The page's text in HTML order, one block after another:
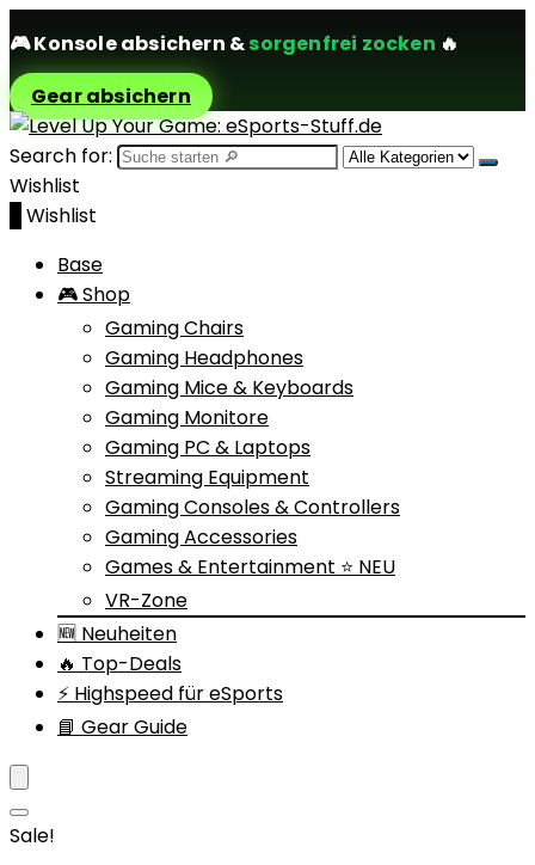
🎮Konsole absichern &sorgenfrei zocken 🔥
Gear absichern
Search for:
Wishlist
Wishlist
Base
🎮 Shop
Gaming Chairs
Gaming Headphones
Gaming Mice & Keyboards
Gaming Monitore
Gaming PC & Laptops
Streaming Equipment
Gaming Consoles & Controllers
Gaming Accessories
Games & Entertainment ⭐ NEU
VR-Zone
🆕 Neuheiten
🔥 Top-Deals
⚡ Highspeed für eSports
📘 Gear Guide
Sale!